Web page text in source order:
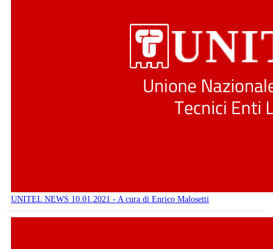
UNITEL NEWS 10.01.2021 - A cura di Enrico Malosetti